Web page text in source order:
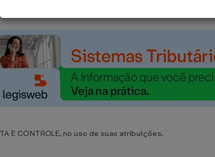
Resolução SERC nº 1.752,
E CONTROLE, no uso de suas atribuições,